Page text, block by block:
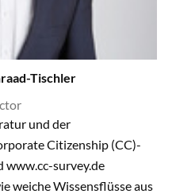
Tischler
und der
Citizenship (CC)-
www.cc-survey.de
weiche Wissensflüsse aus